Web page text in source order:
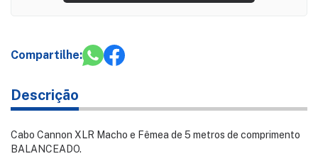
Compartilhe:
Descrição
Cabo Cannon XLR Macho e Fêmea de 5 metros de comprimento
BALANCEADO.